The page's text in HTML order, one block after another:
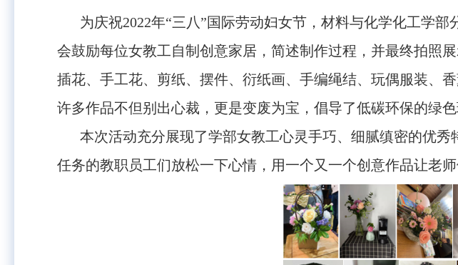
为庆祝2022年“三八”国际劳动妇女节，材料与化学化工学
会鼓励每位女教工自制创意家居，简述制作过程，并最终拍照
插花、手工花、剪纸、摆件、衍纸画、手编绳结、玩偶服装、
许多作品不但别出心裁，更是变废为宝，倡导了低碳环保的绿色
本次活动充分展现了学部女教工心灵手巧、细腻缜密的优
任务的教职员工们放松一下心情，用一个又一个创意作品让老